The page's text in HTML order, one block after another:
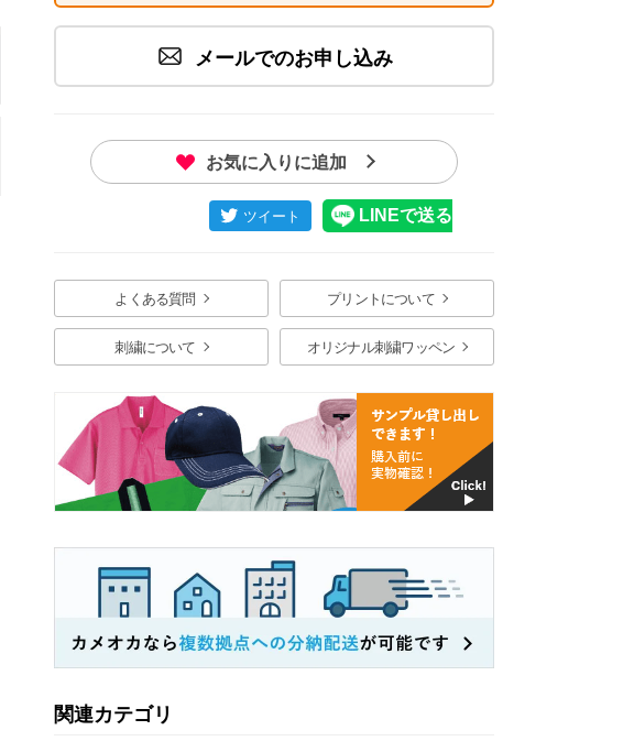
メールでのお申し込み
お気に入りに追加
よくある質問 プリントについて
刺繍について オリジナル刺繍ワッペン
関連カテゴリ